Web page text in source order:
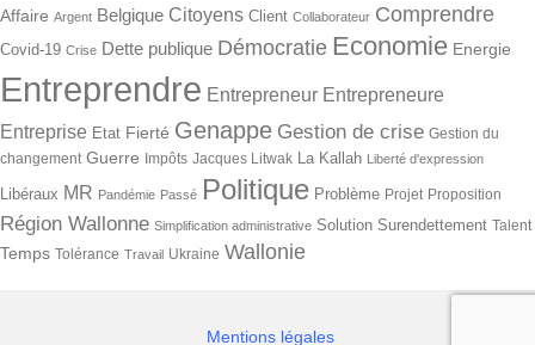
Affaire Argent Belgique Citoyens Client Collaborateur Comprendre
Covid-19 Crise Dette publique Démocratie Economie Energie
Entreprendre Entrepreneur Entrepreneure
Entreprise Etat Fierté Genappe Gestion de crise Gestion du
changement Guerre Impôts Jacques Litwak La Kallah Liberté d'expression
Libéraux MR Pandémie Passé Politique Problème Projet Proposition
Région Wallonne Simplification administrative Solution Surendettement Talent
Temps Tolérance Travail Ukraine Wallonie
Mentions légales